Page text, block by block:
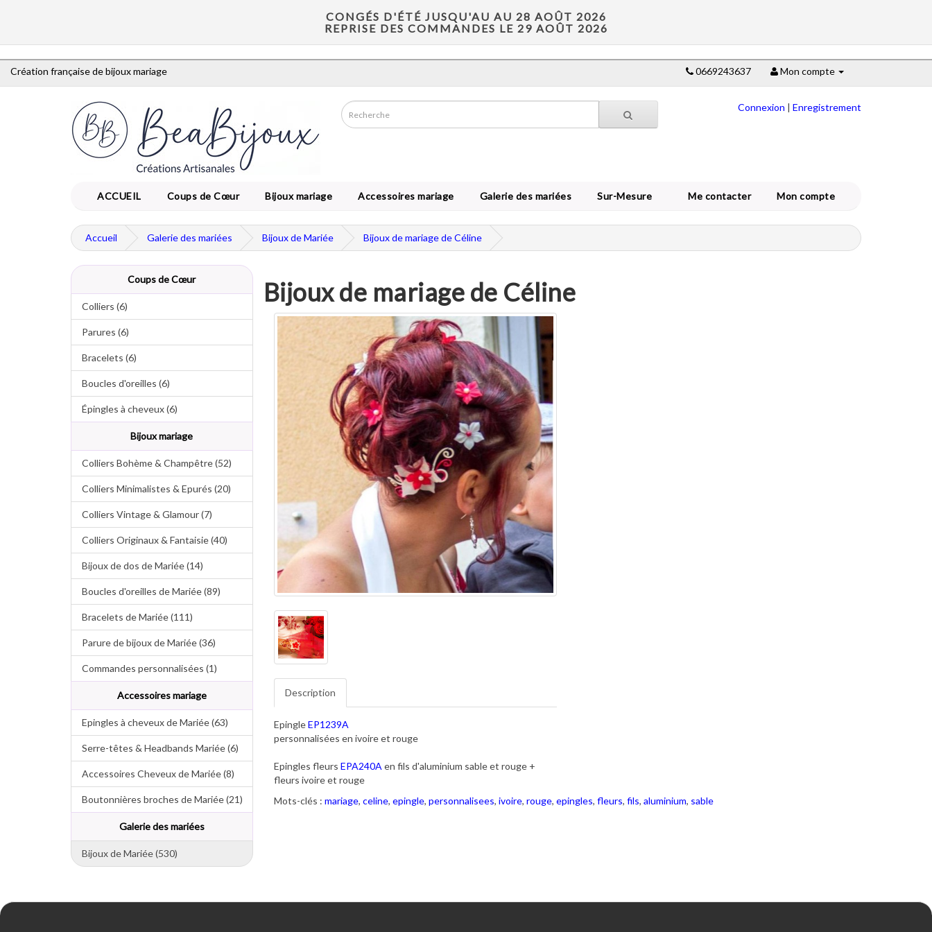
CONGÉS D'ÉTÉ JUSQU'AU AU 28 AOÛT 2026
REPRISE DES COMMANDES LE 29 AOÛT 2026
Création française de bijoux mariage 0669243637 Mon compte
Connexion | Enregistrement
ACCUEIL Coups de Cœur Bijoux mariage Accessoires mariage Galerie des mariées Sur-Mesure Me contacter Mon compte
Accueil Galerie des mariées Bijoux de Mariée Bijoux de mariage de Céline
Coups de Cœur
Colliers (6)
Parures (6)
Bracelets (6)
Boucles d'oreilles (6)
Épingles à cheveux (6)
Bijoux mariage
Colliers Bohème & Champêtre (52)
Colliers Minimalistes & Epurés (20)
Colliers Vintage & Glamour (7)
Colliers Originaux & Fantaisie (40)
Bijoux de dos de Mariée (14)
Boucles d'oreilles de Mariée (89)
Bracelets de Mariée (111)
Parure de bijoux de Mariée (36)
Commandes personnalisées (1)
Accessoires mariage
Epingles à cheveux de Mariée (63)
Serre-têtes & Headbands Mariée (6)
Accessoires Cheveux de Mariée (8)
Boutonnières broches de Mariée (21)
Galerie des mariées
Bijoux de Mariée (530)
Bijoux de mariage de Céline
Description
EpingleEP1239A
personnalisées en ivoire et rouge
Epingles fleurs EPA240A en fils d'aluminium sable et rouge +
fleurs ivoire et rouge
Mots-clés : mariage, celine, epingle, personnalisees, ivoire, rouge, epingles, fleurs, fils, aluminium, sable